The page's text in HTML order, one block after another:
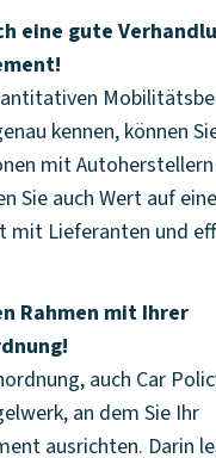
eine gute
kennen, können
mit
Sie auch Wert auf
mit Lieferanten und
Rahmen mit Ihrer
auch Car
an dem Sie Ihr
ausrichten. Darin